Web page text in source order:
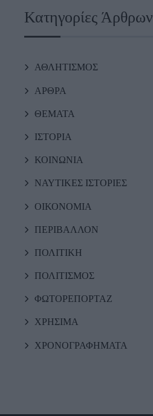
Κατηγορίες Άρθρων
ΑΘΛΗΤΙΣΜΟΣ
ΑΡΘΡΑ
ΘΕΜΑΤΑ
ΙΣΤΟΡΙΑ
ΚΟΙΝΩΝΙΑ
ΝΑΥΤΙΚΕΣ ΙΣΤΟΡΙΕΣ
ΟΙΚΟΝΟΜΙΑ
ΠΕΡΙΒΑΛΛΟΝ
ΠΟΛΙΤΙΚΗ
ΠΟΛΙΤΙΣΜΟΣ
ΦΩΤΟΡΕΠΟΡΤΑΖ
ΧΡΗΣΙΜΑ
ΧΡΟΝΟΓΡΑΦΗΜΑΤΑ